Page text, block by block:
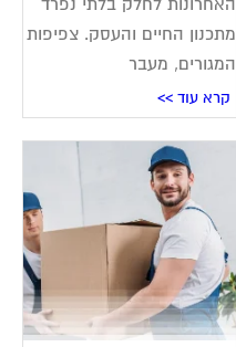
מתכנון החיים והעסק. צפיפות
המגורים, מעבר
קרא עוד >>